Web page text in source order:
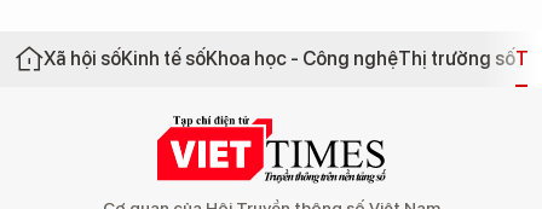
Xã hội sốKinh tế sốKhoa học - Công nghệThị trường số